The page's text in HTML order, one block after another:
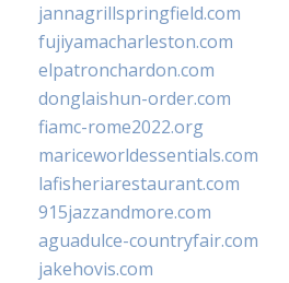
jannagrillspringfield.com
fujiyamacharleston.com
elpatronchardon.com
donglaishun-order.com
fiamc-rome2022.org
mariceworldessentials.com
lafisheriarestaurant.com
915jazzandmore.com
aguadulce-countryfair.com
jakehovis.com